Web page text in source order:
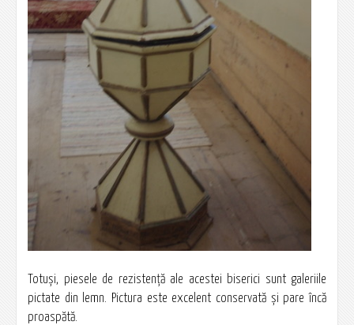
Totuşi, piesele de rezistenţă ale acestei biserici sunt galeriile
pictate din lemn. Pictura este excelent conservată şi pare încă
proaspătă.